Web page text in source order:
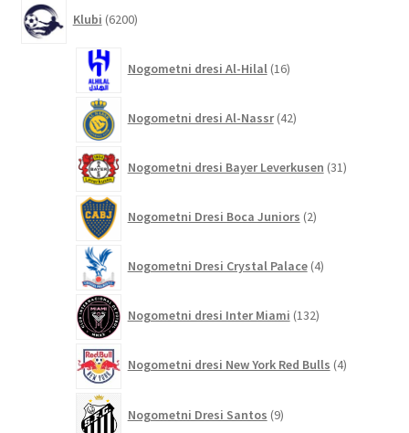
Klubi 6200izdelkov
Nogometni dresi Al-Hilal 16izdelkov
Nogometni dresi Al-Nassr 42izdelkov
Nogometni dresi Bayer Leverkusen 31izdelkov
Nogometni Dresi Boca Juniors 2izdelka
Nogometni Dresi Crystal Palace 4izdelki
Nogometni dresi Inter Miami 132izdelkov
Nogometni dresi New York Red Bulls 4izdelki
Nogometni Dresi Santos 9izdelkov